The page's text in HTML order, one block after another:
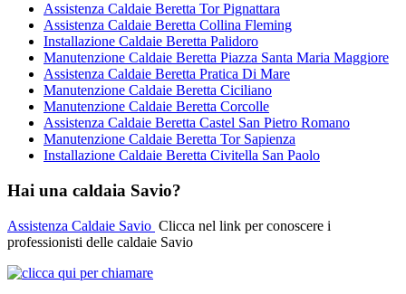
Assistenza Caldaie Beretta Tor Pignattara
Assistenza Caldaie Beretta Collina Fleming
Installazione Caldaie Beretta Palidoro
Manutenzione Caldaie Beretta Piazza Santa Maria Maggiore
Assistenza Caldaie Beretta Pratica Di Mare
Manutenzione Caldaie Beretta Ciciliano
Manutenzione Caldaie Beretta Corcolle
Assistenza Caldaie Beretta Castel San Pietro Romano
Manutenzione Caldaie Beretta Tor Sapienza
Installazione Caldaie Beretta Civitella San Paolo
Hai una caldaia Savio?
Assistenza Caldaie Savio Clicca nel link per conoscere i
professionisti delle caldaie Savio